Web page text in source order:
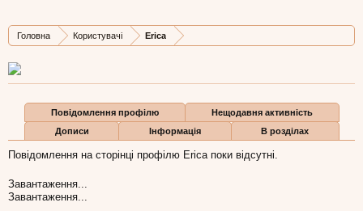
Головна Користувачі Erica
Дописів
2
Карма
0
Бали
0
Повідомлення профілю
Нещодавня активність
Дописи
Інформація В розділах
Повідомлення на сторінці профілю Erica поки відсутні.
Завантаження...
Завантаження...